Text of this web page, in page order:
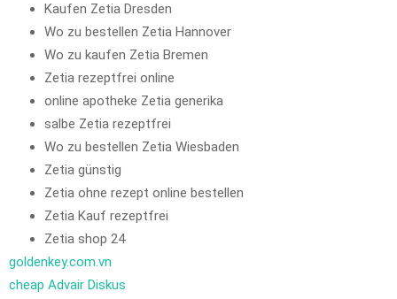
Kaufen Zetia Dresden
Wo zu bestellen Zetia Hannover
Wo zu kaufen Zetia Bremen
Zetia rezeptfrei online
online apotheke Zetia generika
salbe Zetia rezeptfrei
Wo zu bestellen Zetia Wiesbaden
Zetia günstig
Zetia ohne rezept online bestellen
Zetia Kauf rezeptfrei
Zetia shop 24
goldenkey.com.vn
cheap Advair Diskus